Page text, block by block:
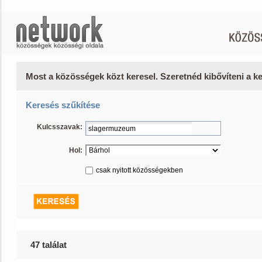
Most a közösségek közt keresel. Szeretnéd kibővíteni a
Keresés szűkítése
Kulcsszavak:
Hol:
csak nyitott közösségekben
47 találat